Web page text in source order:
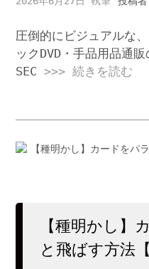
圧倒的にビジュアルな
ックDVD・手品用品通
SEC >>> 続きを読む
【種明かし】
と飛ばす方法